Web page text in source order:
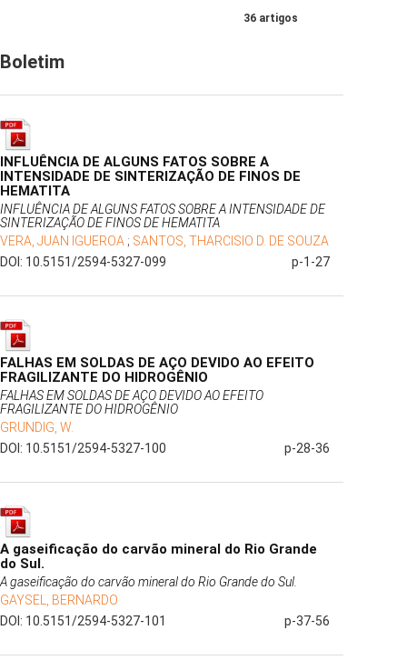
36 artigos
Boletim
INFLUÊNCIA DE ALGUNS FATOS SOBRE A
INTENSIDADE DE SINTERIZAÇÃO DE FINOS DE
HEMATITA
INFLUÊNCIA DE ALGUNS FATOS SOBRE A INTENSIDADE DE
SINTERIZAÇÃO DE FINOS DE HEMATITA
VERA, JUAN IGUEROA ; SANTOS, THARCISIO D. DE SOUZA
DOI: 10.5151/2594-5327-099
p-1-27
FALHAS EM SOLDAS DE AÇO DEVIDO AO EFEITO
FRAGILIZANTE DO HIDROGÊNIO
FALHAS EM SOLDAS DE AÇO DEVIDO AO EFEITO
FRAGILIZANTE DO HIDROGÊNIO
GRUNDIG, W.
DOI: 10.5151/2594-5327-100
p-28-36
A gaseificação do carvão mineral do Rio Grande
do Sul.
A gaseificação do carvão mineral do Rio Grande do Sul.
GAYSEL, BERNARDO
DOI: 10.5151/2594-5327-101
p-37-56